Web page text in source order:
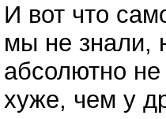
И вот что
мы не знали,
абсолютно
хуже, чем у